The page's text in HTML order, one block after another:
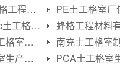
pe土工格室制造单位-阿里土工格室-山东蜂格工程材料公司
PE土工格室厂
土工格室生产厂-山东蜂格工程材料公司-pvc土工格室生产厂
泸州PCA土工格室-蜂格(推荐商家)-PCA土工格室制造单位
青岛土工格室-蜂格(在线咨询)-hdpe土工格室生产厂家
PCA土工格室